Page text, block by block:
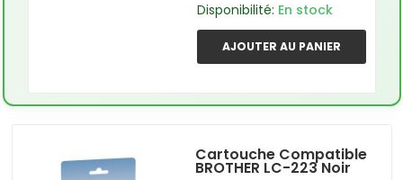
Disponibilité: En stock
AJOUTER AU PANIER
Cartouche Compatible
BROTHER LC-223 Noir